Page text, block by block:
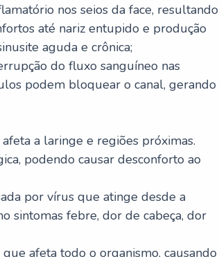
nos seios da face, resultando
até nariz entupido e produção
aguda e crônica;
do fluxo sanguíneo nas
podem bloquear o canal, gerando
a laringe e regiões próximas.
podendo causar desconforto ao
por vírus que atinge desde a
sintomas febre, dor de cabeça, dor
afeta todo o organismo, causando